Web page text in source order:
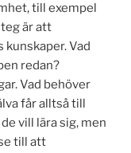
till exempel
är att
Vad
redan?
Vad behöver
får alltså till
vill lära sig, men
till att